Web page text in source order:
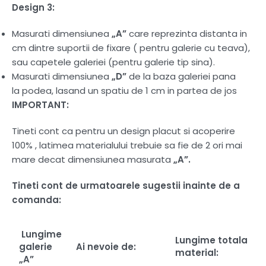
Design 3:
Masurati dimensiunea „A”care reprezinta distanta in
cm dintre suportii de fixare ( pentru galerie cu teava),
sau capetele galeriei (pentru galerie tip sina).
Masurati dimensiunea „D”de la baza galeriei pana
la podea, lasand un spatiu de 1 cm in partea de jos
IMPORTANT:
Tineti cont ca pentru un design placut si acoperire
100% , latimea materialului trebuie sa fie de 2 ori mai
mare decat dimensiunea masurata „A”.
Tineti cont de urmatoarele sugestii inainte de a
comanda:
Lungime
galerie
„A”
Ai nevoie de:
Lungime totala
material: